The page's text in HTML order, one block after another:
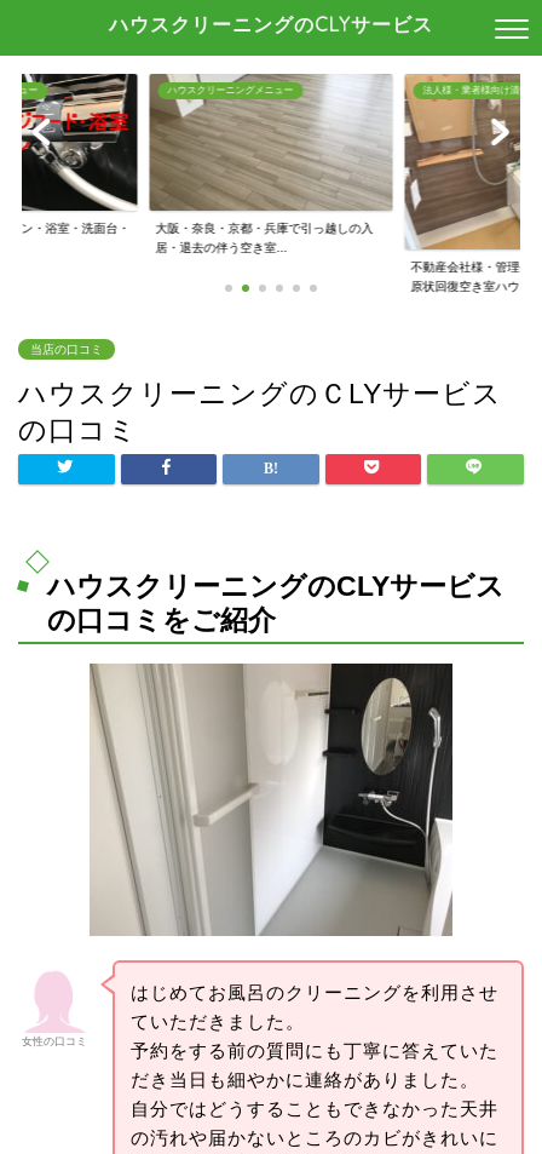
ハウスクリーニングのCLYサービス
ニュー
チン・浴室・洗面台・
ハウスクリーニングメニュー
大阪・奈良・京都・兵庫で引っ越しの入
居・退去の伴う空き室...
法人様・業者様向け清掃
不動産会社様・管理会
原状回復空き室ハウ...
当店の口コミ
ハウスクリーニングのＣLYサービス
の口コミ
ハウスクリーニングのCLYサービス
の口コミをご紹介
女性の口コミ
はじめてお風呂のクリーニングを利用させ
ていただきました。
予約をする前の質問にも丁寧に答えていた
だき当日も細やかに連絡がありました。
自分ではどうすることもできなかった天井
の汚れや届かないところのカビがきれいに